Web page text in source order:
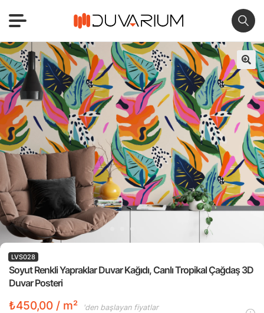
🔍
Soyut Renkli Yapraklar Duvar Kağıdı, Canlı Tropikal Çağdaş 3D
Duvar Posteri
LVS028
₺450,00 / m² 'den başlayan fiyatlar